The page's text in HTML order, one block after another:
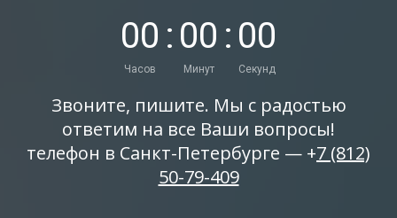
00
Часов
: 00
Минут
: 00
Секунд
Звоните, пишите. Мы с радостью
ответим на все Ваши вопросы!
телефон в Санкт-Петербурге — +7 (812)
50-79-409